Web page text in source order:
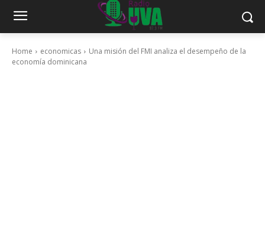
Home economicas
Una misión del FMI analiza el desempeño de la
economía dominicana